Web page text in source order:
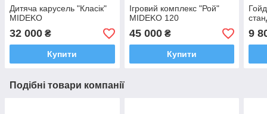
Дитяча карусель "Класік"
MIDEKO
32 000 ₴
Купити
Ігровий комплекс "Рой"
MIDEKO 120
45 000₴
Купити
9
Подібні товари компанії